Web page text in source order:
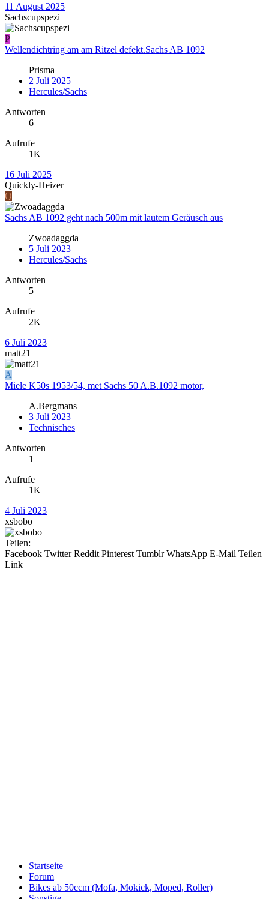
11 August 2025
Sachscupspezi
P
Wellendichtring am am Ritzel defekt.Sachs AB 1092
Prisma
2 Juli 2025
Hercules/Sachs
Antworten
6
Aufrufe
1K
16 Juli 2025
Quickly-Heizer
Q
Sachs AB 1092 geht nach 500m mit lautem Geräusch aus
Zwoadaggda
5 Juli 2023
Hercules/Sachs
Antworten
5
Aufrufe
2K
6 Juli 2023
matt21
A
Miele K50s 1953/54, met Sachs 50 A.B.1092 motor,
A.Bergmans
3 Juli 2023
Technisches
Antworten
1
Aufrufe
1K
4 Juli 2023
xsbobo
Teilen:
Facebook Twitter Reddit Pinterest Tumblr WhatsApp E-Mail Teilen
Link
Startseite
Forum
Bikes ab 50ccm (Mofa, Mokick, Moped, Roller)